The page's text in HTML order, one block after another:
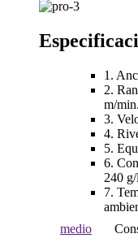
1.
2.
m/min.
3.
4.
5.
6.
240 g/l
7.
medio